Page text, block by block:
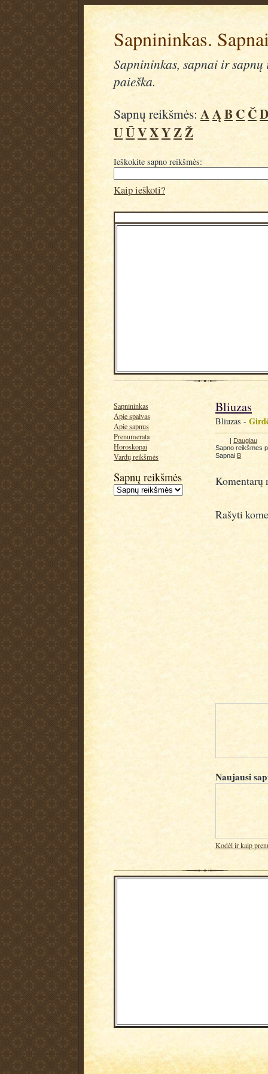
Sapnininkas.
Sapnininkas, sapnai ir
paieška.
Sapnų reikšmės: AĄBCČD
UŪVXYZŽ
Ieškokite sapno reikšmės:
Kaip ieškoti?
Sapnininkas
Apie spalvas
Apie sapnus
Prenumerata
Horoskopai
Vardų reikšmės
Sapnų reikšmės
Bliuzas
Bliuzas -
| Daugiau
Sapno reikšmes
Sapnai B
Komentarų
Rašyti
Naujausi
Kodėl ir kaip